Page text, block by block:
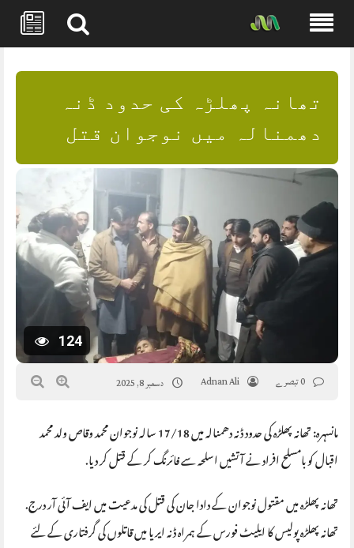
content
تھانہ پھلڑہ کی حدود ڈنہ
دھمنالہ میں نوجوان قتل
124
Adnan Ali دسمبر 8, 2025
مانسہرہ: تھانہ پھلڑہ کی حدود ڈنہ دھمنالہ میں 17/18 سالہ نوجوان محمد وقاص ولد محمد
اقبال کو بامسلح افراد نے آتشیں اسلحہ سے فائرنگ کر کے قتل کر دیا.
تھانہ پھلڑہ میں مقتول نوجوان کے دادا جان کی قتل کی مدعیت میں ایف آئی آر درج.
تھانہ پھلڑہ پولیس کا ایلیٹ فورس کے ہمراہ ڈنہ ایریا میں قاتلوں کی گرفتاری کے لئے